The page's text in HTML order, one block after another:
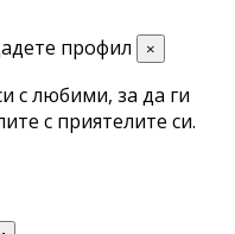
профил ×
с любими, за да ги
с приятелите си.